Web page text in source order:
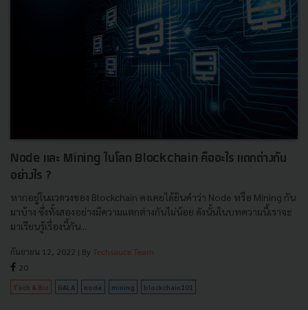
Node และ Mining ในโลก Blockchain คืออะไร แตกต่างกัน
อย่างไร ?
หากอยู่ในแวดวงของ Blockchain คงเคยได้ยินคำว่า Node หรือ Mining กัน
มาบ้าง ซึ่งทั้งสองอย่างมีความแตกต่างกันไม่น้อย ดังนั้นในบทความนี้เราจะ
มาเรียนรู้เรื่องนี้กัน...
กันยายน 12, 2022 | By Techsauce Team
20
Tech & Biz GALA node mining blockchain101